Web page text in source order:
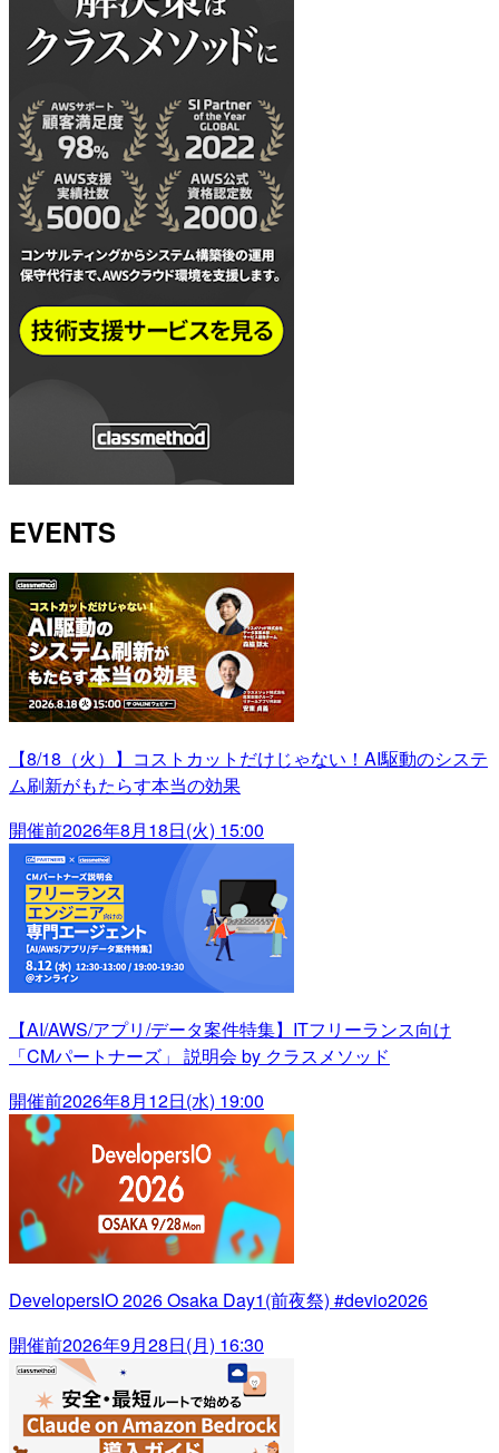
EVENTS
【8/18（火）】コストカットだけじゃない！AI駆動のシステ
ム刷新がもたらす本当の効果
開催前2026年8月18日(火) 15:00
【AI/AWS/アプリ/データ案件特集】ITフリーランス向け
「CMパートナーズ」 説明会 by クラスメソッド
開催前2026年8月12日(水) 19:00
DevelopersIO 2026 Osaka Day1(前夜祭) #devio2026
開催前2026年9月28日(月) 16:30